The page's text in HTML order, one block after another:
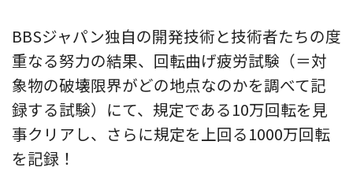
BBSジャパン独自の開発技術と技術者たちの度
重なる努力の結果、回転曲げ疲労試験（＝対
象物の破壊限界がどの地点なのかを調べて記
録する試験）にて、規定である10万回転を見
事クリアし、さらに規定を上回る1000万回転
を記録！